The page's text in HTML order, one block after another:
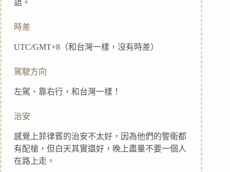
語。
時差
UTC/GMT+8（和台灣一樣，沒有時差）
駕駛方向
左駕、靠右行，和台灣一樣！
治安
感覺上菲律賓的治安不太好，因為他們的警衛都
有配槍，但白天其實還好，晚上盡量不要一個人
在路上走。